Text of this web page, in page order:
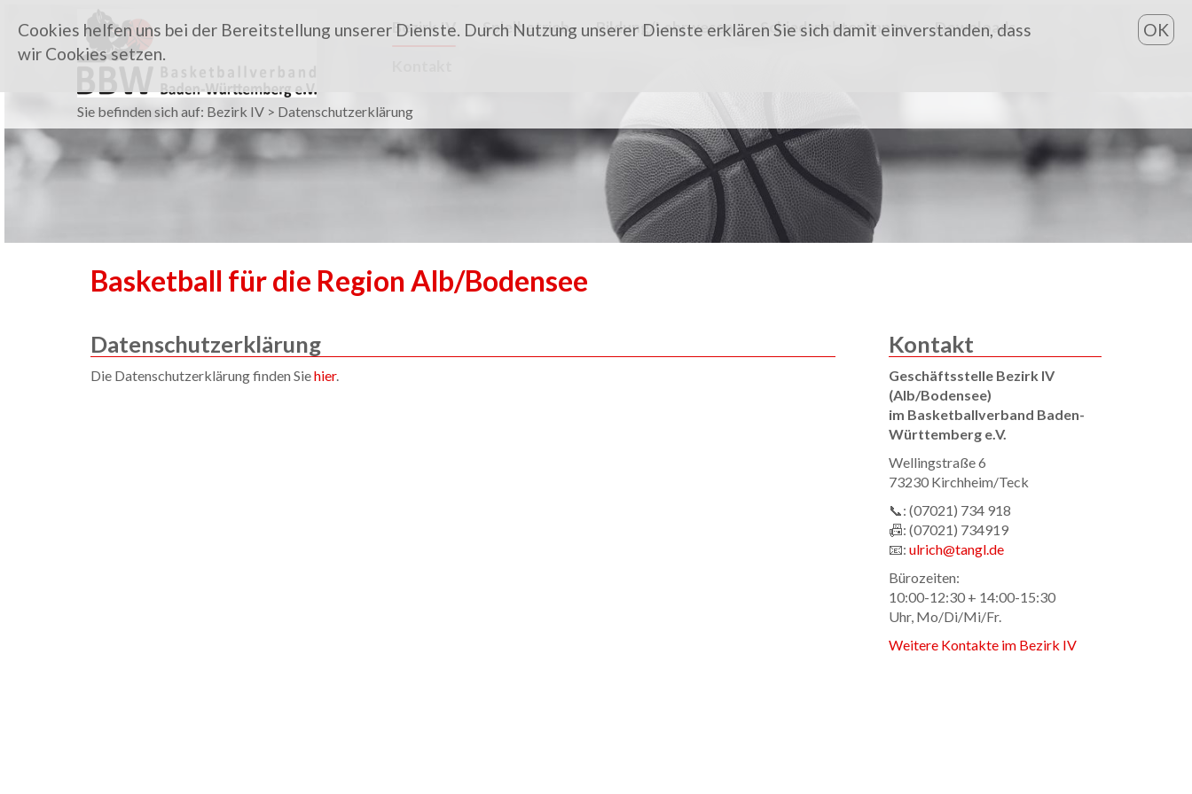
Bezirk IV Spielbetrieb Bildung/Lehrwesen Schiedsrichter*innen Downloads
Sie befinden sich auf: Bezirk IV > Datenschutzerklärung
Basketball für die Region Alb/Bodensee
Datenschutzerklärung
Die Datenschutzerklärung finden Siehier.
Kontakt
Geschäftsstelle Bezirk IV
(Alb/Bodensee)
im Basketballverband Baden-
Württemberg e.V.
Wellingstraße 6
73230 Kirchheim/Teck
📞: (07021) 734 918
📠: (07021) 734919
📧: ulrich@tangl.de
Bürozeiten:
10:00-12:30 + 14:00-15:30
Uhr, Mo/Di/Mi/Fr.
Weitere Kontakte im Bezirk IV
Cookies helfen uns bei der Bereitstellung unserer Dienste. Durch Nutzung unserer Dienste erklären Sie sich damit einverstanden, dass
wir Cookies setzen.
OK